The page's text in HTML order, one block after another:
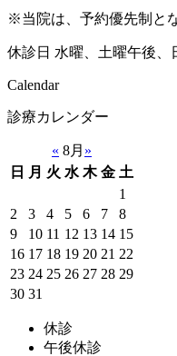
※当院は、予約優先制と
休診日 水曜、土曜午後、
Calendar
診療カレンダー
« 8月 »
日
月 火 水 木 金 土
1
2
3 4 5 6 7
8
9
10 11 12 13 14 15
16 17 18 19 20 21 22
23 24 25 26 27 28 29
30 31
休診
午後休診